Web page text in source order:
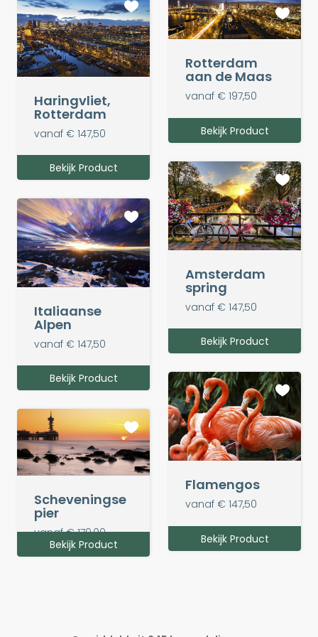
Haringvliet,
Rotterdam
vanaf € 147,50
Bekijk Product
Rotterdam
aan de Maas
vanaf € 197,50
Bekijk Product
Amsterdam
spring
vanaf € 147,50
Bekijk Product
Italiaanse
Alpen
vanaf € 147,50
Bekijk Product
Flamengos
vanaf € 147,50
Bekijk Product
Scheveningse
pier
vanaf € 170,00
Bekijk Product
Bekijk Product
Bekijk Product
Bekijk Product
Bekijk Product
Bekijk Product
Bekijk Product
Bekijk Product
Bekijk Product